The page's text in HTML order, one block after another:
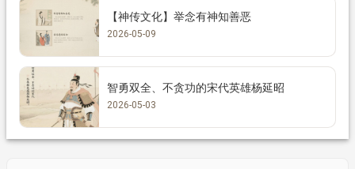
【神传文化】举念有神知善恶
2026-05-09
智勇双全、不贪功的宋代英雄杨延昭
2026-05-03